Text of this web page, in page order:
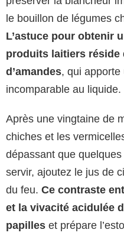
le bouillon de légumes
L’astuce pour obtenir
produits laitiers réside
d’amandes, qui
incomparable au liquide.
Après une vingtaine de
chiches et les
dépassant que
servir, ajoutez le jus de
du feu. Ce contraste
et la vivacité acidulée
papilles et prépare